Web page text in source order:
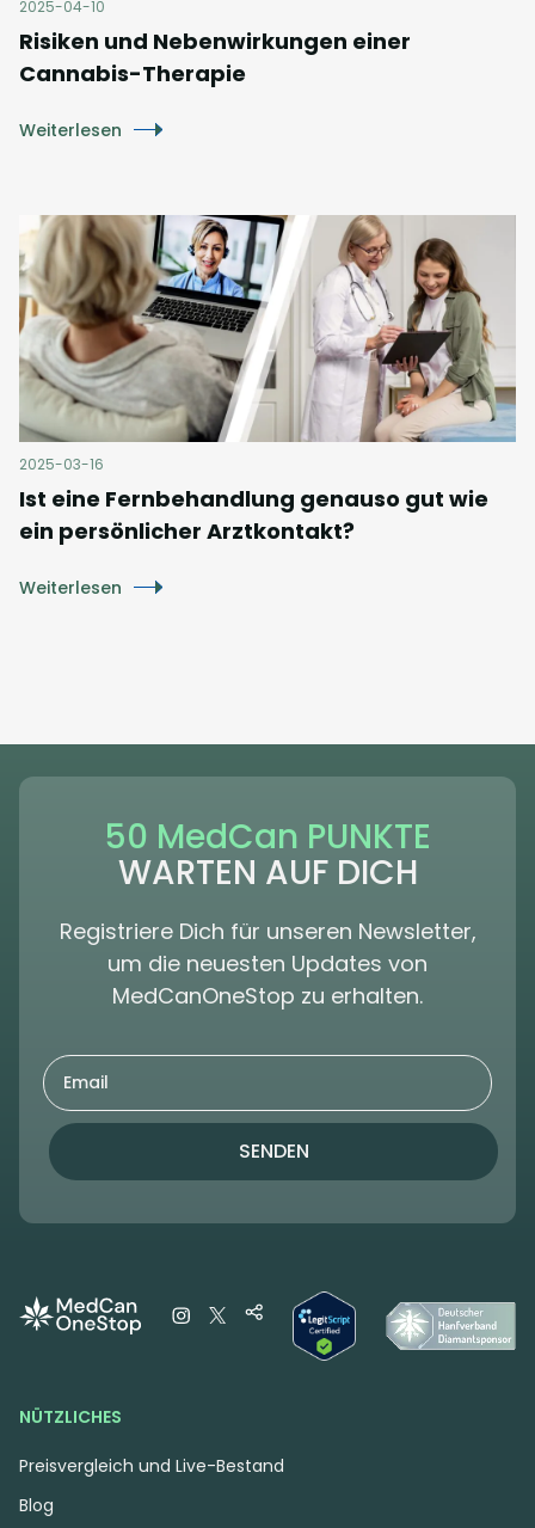
2025-04-10
Risiken und Nebenwirkungen einer
Cannabis-Therapie
Weiterlesen
2025-03-16
Ist eine Fernbehandlung genauso gut wie
ein persönlicher Arztkontakt?
Weiterlesen
50 MedCan PUNKTE
WARTEN AUF DICH
Registriere Dich für unseren Newsletter,
um die neuesten Updates von
MedCanOneStop zu erhalten.
SENDEN
NÜTZLICHES
Preisvergleich und Live-Bestand
Blog